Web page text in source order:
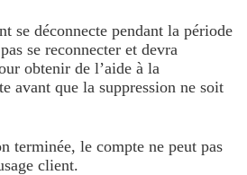
se déconnecte pendant la période
se reconnecter et devra
obtenir de l’aide à la
avant que la suppression ne soit
terminée, le compte ne peut pas
client.